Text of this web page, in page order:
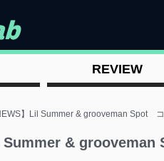
REVIEW
】Lil Summer & grooveman Spot
Summer &